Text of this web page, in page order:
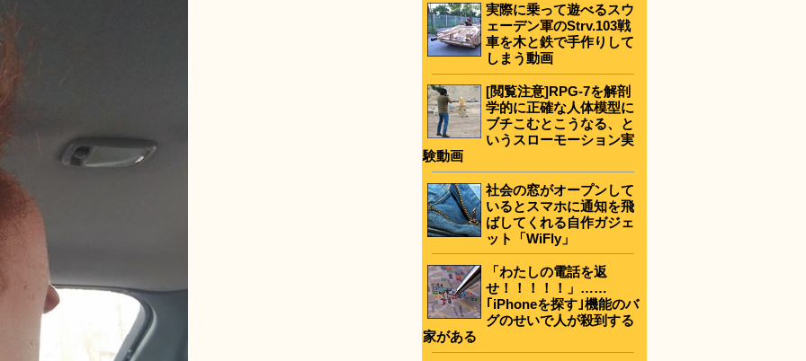
実際に乗って遊べるスウ
ェーデン軍のStrv.103戦
車を木と鉄で手作りして
しまう動画
[閲覧注意]RPG-7を解剖
学的に正確な人体模型に
ブチこむとこうなる、と
いうスローモーション実
験動画
社会の窓がオープンして
いるとスマホに通知を飛
ばしてくれる自作ガジェ
ット「WiFly」
「わたしの電話を返
せ！！！！！」……
｢iPhoneを探す｣機能のバ
グのせいで人が殺到する
家がある